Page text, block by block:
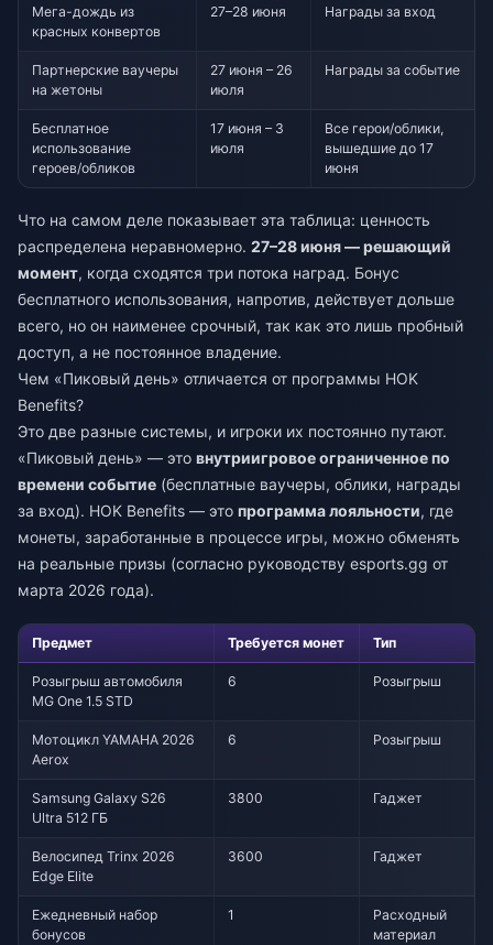
Мега-дождь из
красных конвертов
27–28 июня Награды за вход
Партнерские ваучеры
на жетоны
27 июня – 26
июля
Награды за событие
Бесплатное
использование
героев/обликов
17 июня – 3
июля
Все герои/облики,
вышедшие до 17
июня
Что на самом деле показывает эта таблица: ценность
распределена неравномерно. 27–28 июня — решающий
момент, когда сходятся три потока наград. Бонус
бесплатного использования, напротив, действует дольше
всего, но он наименее срочный, так как это лишь пробный
доступ, а не постоянное владение.
Чем «Пиковый день» отличается от программы HOK
Benefits?
Это две разные системы, и игроки их постоянно путают.
«Пиковый день» — это внутриигровое ограниченное по
времени событие (бесплатные ваучеры, облики, награды
за вход). HOK Benefits — это программа лояльности, где
монеты, заработанные в процессе игры, можно обменять
на реальные призы (согласно руководству esports.gg от
марта 2026 года).
Предмет Требуется монет Тип
Розыгрыш автомобиля
MG One 1.5 STD
6 Розыгрыш
Мотоцикл YAMAHA 2026
Aerox
6 Розыгрыш
Samsung Galaxy S26
Ultra 512 ГБ
3800 Гаджет
Велосипед Trinx 2026
Edge Elite
3600 Гаджет
Ежедневный набор
бонусов
1
Расходный
материал